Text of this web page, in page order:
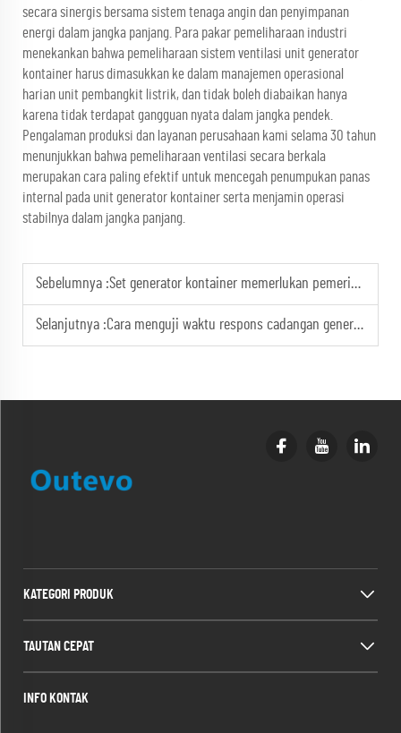
secara sinergis bersama sistem tenaga angin dan penyimpanan
energi dalam jangka panjang. Para pakar pemeliharaan industri
menekankan bahwa pemeliharaan sistem ventilasi unit generator
kontainer harus dimasukkan ke dalam manajemen operasional
harian unit pembangkit listrik, dan tidak boleh diabaikan hanya
karena tidak terdapat gangguan nyata dalam jangka pendek.
Pengalaman produksi dan layanan perusahaan kami selama 30 tahun
menunjukkan bahwa pemeliharaan ventilasi secara berkala
merupakan cara paling efektif untuk mencegah penumpukan panas
internal pada unit generator kontainer serta menjamin operasi
stabilnya dalam jangka panjang.
Sebelumnya :Set generator kontainer memerlukan pemeriksaan berkala terhadap segel pintunya untuk mencegah masuknya air.
Selanjutnya :Cara menguji waktu respons cadangan generator darurat untuk rumah sakit?
KATEGORI PRODUK
TAUTAN CEPAT
INFO KONTAK